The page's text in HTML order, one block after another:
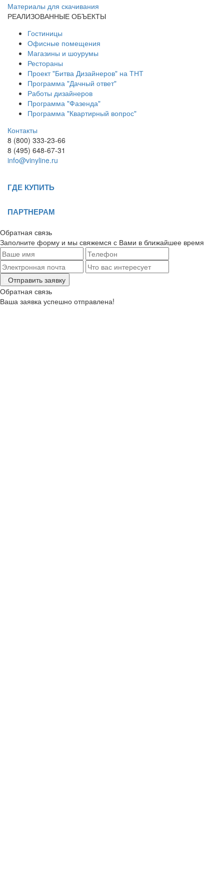
Материалы для скачивания
РЕАЛИЗОВАННЫЕ ОБЪЕКТЫ
Гостиницы
Офисные помещения
Магазины и шоурумы
Рестораны
Проект "Битва Дизайнеров" на ТНТ
Программа "Дачный ответ"
Работы дизайнеров
Программа "Фазенда"
Программа "Квартирный вопрос"
Контакты
8 (800) 333-23-66
8 (495) 648-67-31
info@vinyline.ru
ГДЕ КУПИТЬ
ПАРТНЕРАМ
Обратная связь
Заполните форму и мы свяжемся с Вами в ближайшее время
Отправить заявку
Обратная связь
Ваша заявка успешно отправлена!